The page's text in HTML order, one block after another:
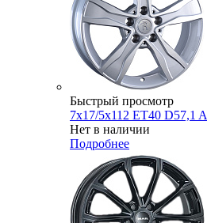
Быстрый просмотр
7x17/5x112 ET40 D57,1
Нет в наличии
Подробнее